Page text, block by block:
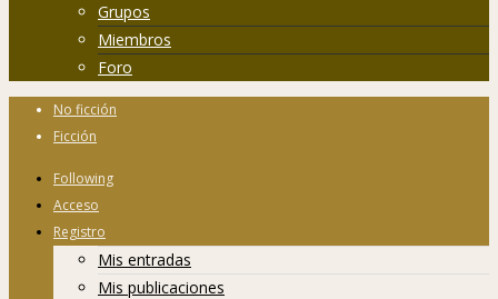
Grupos
Miembros
Foro
No ficción
Ficción
Following
Acceso
Registro
Mis entradas
Mis publicaciones